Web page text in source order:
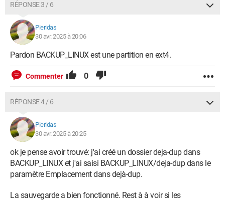
RÉPONSE 3 / 6
Pieridas
30 avr. 2025 à 20:06
Pardon BACKUP_LINUX est une partition en ext4.
Commenter 0
RÉPONSE 4 / 6
Pieridas
30 avr. 2025 à 20:25
ok je pense avoir trouvé: j'ai créé un dossier deja-dup dans
BACKUP_LINUX et j'ai saisi BACKUP_LINUX/deja-dup dans le
paramètre Emplacement dans dejà-dup.
La sauvegarde a bien fonctionné. Rest à à voir si les